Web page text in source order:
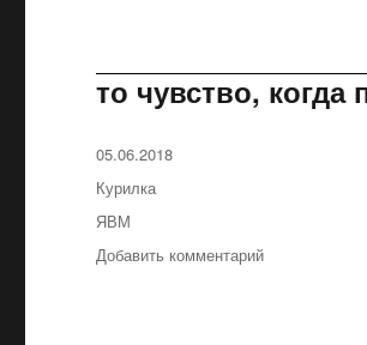
то чувство,
Опубликовано
05.06.2018
Рубрики
Курилка
Метки
ЯВМ
Добавить комментарий